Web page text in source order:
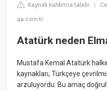
Kaynak kaldırma talebi |
aa.com.tr
Atatürk neden
Mustafa Kemal Atatürk
kaynakları, Türkçeye
arzuluyordu. Bu amaç